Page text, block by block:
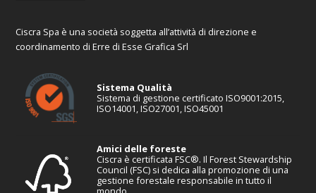
Ciscra Spa è una società soggetta all’attività di direzione e
coordinamento di Erre di Esse Grafica Srl
Sistema Qualità
Sistema di gestione certificato ISO9001:2015,
ISO14001, ISO27001, ISO45001
Amici delle foreste
Ciscra è certificata FSC®. Il Forest Stewardship
Council (FSC) si dedica alla promozione di una
gestione forestale responsabile in tutto il